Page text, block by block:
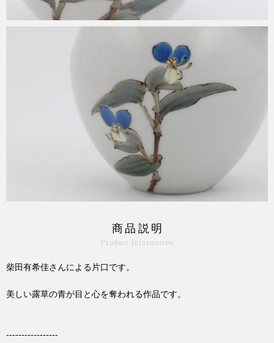
商品説明
Product Information
柴田有希佳さんによる片口です。
美しい露草の青が目と心を奪われる作品です。
-----------------